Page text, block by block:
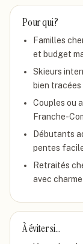
Pour qui ?
Familles
et budget
Skieurs
bien
Couples ou
Franche-
Débutants
pentes
Retraités
avec
À éviter si…